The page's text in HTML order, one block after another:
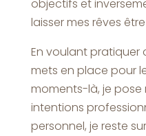
objectifs et
laisser mes rêves
En voulant pratiquer
mets en place pour
moments-là, je
intentions
personnel, je reste